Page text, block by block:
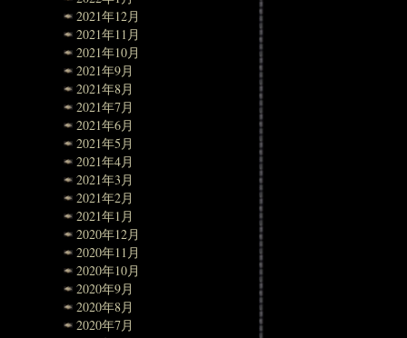
2021年12月
2021年11月
2021年10月
2021年9月
2021年8月
2021年7月
2021年6月
2021年5月
2021年4月
2021年3月
2021年2月
2021年1月
2020年12月
2020年11月
2020年10月
2020年9月
2020年8月
2020年7月